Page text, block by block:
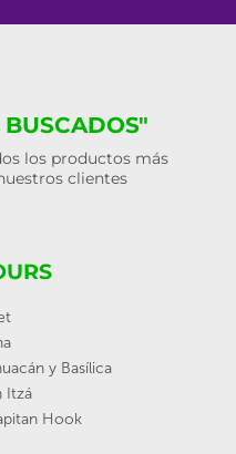
los productos más
clientes
y Basílica
Itzá
Hook